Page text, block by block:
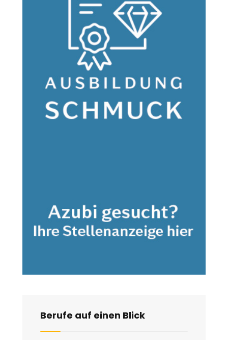
Berufe auf einen Blick